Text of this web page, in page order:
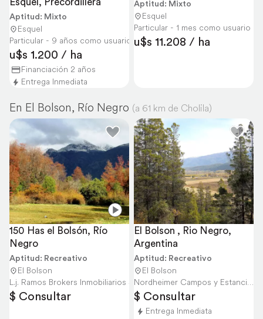
Aptitud: Mixto
Esquel
Particular - 9 años como usuario
u$s 1.200 / ha
Financiación 2 años
Entrega Inmediata
Aptitud: Mixto
Esquel
Particular - 1 mes como usuario
u$s 11.208 / ha
En El Bolson, Río Negro (a 61 km de Cholila)
150 Has el Bolsón, Río
Negro
Aptitud: Recreativo
El Bolson
L.j. Ramos Brokers Inmobiliarios S.A.
$ Consultar
El Bolson , Rio Negro,
Argentina
Aptitud: Recreativo
El Bolson
Nordheimer Campos y Estancias
$ Consultar
Entrega Inmediata